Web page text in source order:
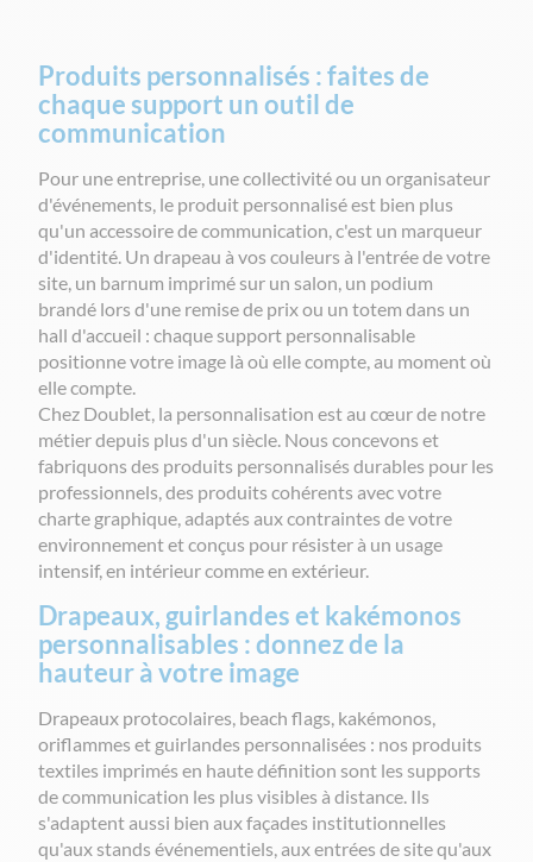
Produits personnalisés : faites de
chaque support un outil de
communication
Pour une entreprise, une collectivité ou un organisateur
d'événements, le produit personnalisé est bien plus
qu'un accessoire de communication, c'est un marqueur
d'identité. Un drapeau à vos couleurs à l'entrée de votre
site, un barnum imprimé sur un salon, un podium
brandé lors d'une remise de prix ou un totem dans un
hall d'accueil : chaque support personnalisable
positionne votre image là où elle compte, au moment où
elle compte.
Chez Doublet, la personnalisation est au cœur de notre
métier depuis plus d'un siècle. Nous concevons et
fabriquons des produits personnalisés durables pour les
professionnels, des produits cohérents avec votre
charte graphique, adaptés aux contraintes de votre
environnement et conçus pour résister à un usage
intensif, en intérieur comme en extérieur.
Drapeaux, guirlandes et kakémonos
personnalisables : donnez de la
hauteur à votre image
Drapeaux protocolaires, beach flags, kakémonos,
oriflammes et guirlandes personnalisées : nos produits
textiles imprimés en haute définition sont les supports
de communication les plus visibles à distance. Ils
s'adaptent aussi bien aux façades institutionnelles
qu'aux stands événementiels, aux entrées de site qu'aux